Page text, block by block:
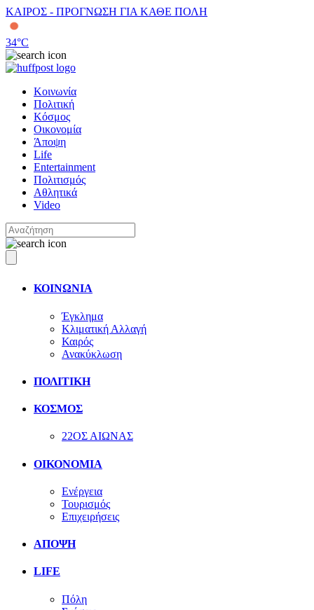
ΚΑΙΡΟΣ - ΠΡΟΓΝΩΣΗ ΓΙΑ ΚΑΘΕ ΠΟΛΗ
34°C
Κοινωνία
Πολιτική
Κόσμος
Οικονομία
Άποψη
Life
Entertainment
Πολιτισμός
Αθλητικά
Video
ΚΟΙΝΩΝΙΑ
Έγκλημα
Κλιματική Αλλαγή
Καιρός
Ανακύκλωση
ΠΟΛΙΤΙΚΗ
ΚΟΣΜΟΣ
22ΟΣ ΑΙΩΝΑΣ
ΟΙΚΟΝΟΜΙΑ
Ενέργεια
Τουρισμός
Επιχειρήσεις
ΑΠΟΨΗ
LIFE
Πόλη